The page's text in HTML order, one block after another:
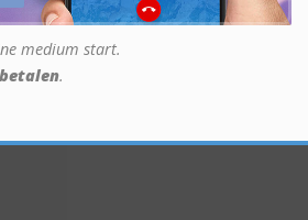
medium start.
.